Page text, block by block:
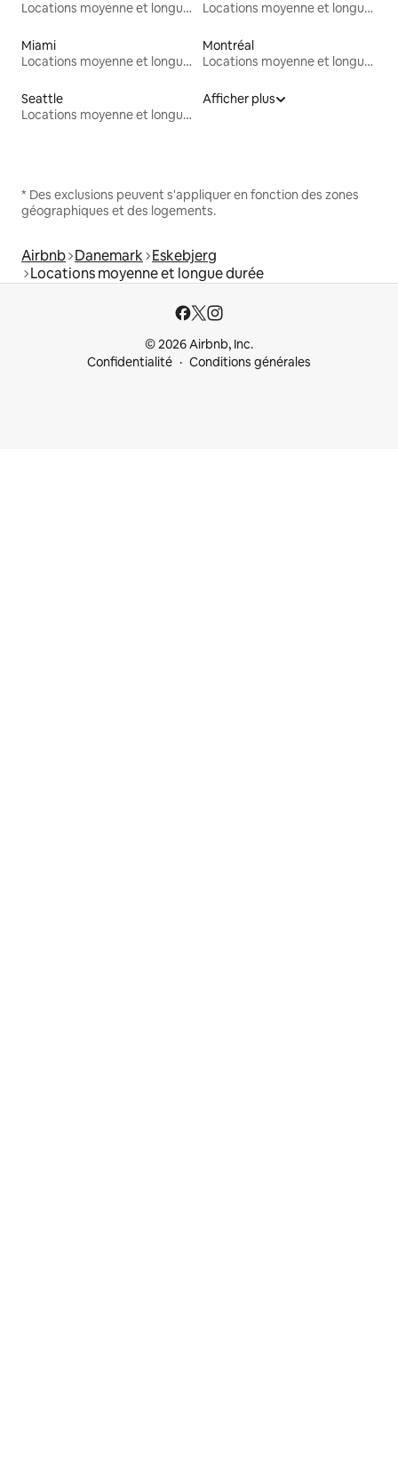
Locations moyenne et longue durée Locations moyenne et longue durée
Miami
Locations moyenne et longue durée
Montréal
Locations moyenne et longue durée
Seattle
Locations moyenne et longue durée
Afficher plus
* Des exclusions peuvent s'appliquer en fonction des zones
géographiques et des logements.
Airbnb Danemark Eskebjerg
Locations moyenne et longue durée
© 2026 Airbnb, Inc.
Confidentialité
Conditions générales